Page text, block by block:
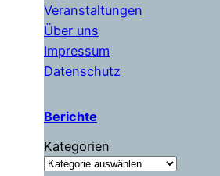
Veranstaltungen
Über uns
Impressum
Datenschutz
Berichte
Kategorien